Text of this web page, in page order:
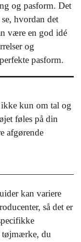
og pasform. Det
hvordan det
være en god idé
og
pasform.
ikke kun om tal og
føles på din
afgørende
kan variere
så det er
tøjmærke, du